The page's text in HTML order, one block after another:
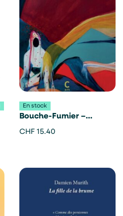
En stock
Bouche-Fumier –
Hortense Raynal
CHF 15.40